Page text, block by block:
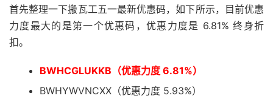
首先整理一下搬瓦工五一最新优惠码，如下所示，目前优惠
力度最大的是第一个优惠码，优惠力度是 6.81% 终身折
扣。
BWHCGLUKKB （优惠力度 6.81%）
BWHYWVNCXX（优惠力度 5.93%）